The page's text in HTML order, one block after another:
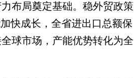
布局奠定基础。稳外贸政策
快成长，全省进出口总额保
球市场，产能优势转化为全